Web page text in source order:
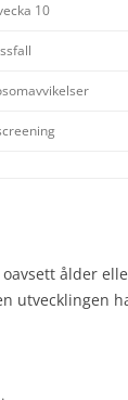
10
ålder
utvecklingen